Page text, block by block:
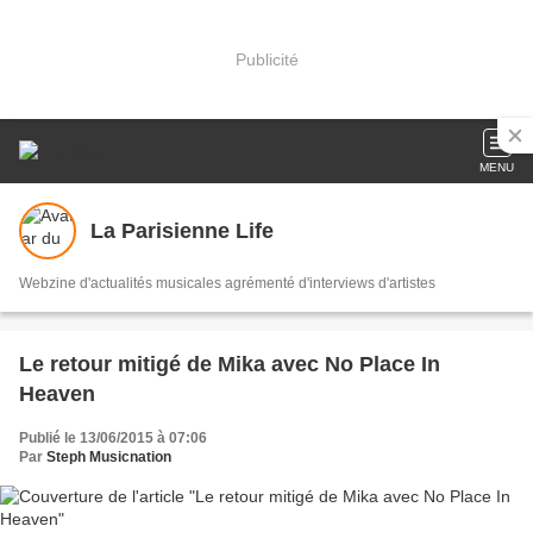
Publicité
MENU
La Parisienne Life
Webzine d'actualités musicales agrémenté d'interviews d'artistes
Le retour mitigé de Mika avec No Place In
Heaven
Publié le 13/06/2015 à 07:06
Par Steph Musicnation